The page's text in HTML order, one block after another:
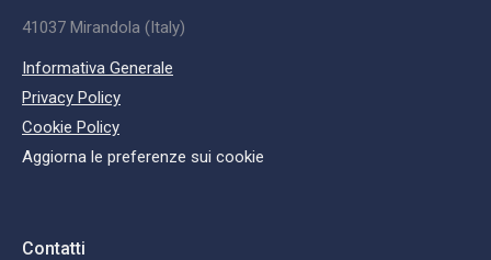
41037 Mirandola (Italy)
Informativa Generale
Privacy Policy
Cookie Policy
Aggiorna le preferenze sui cookie
Contatti